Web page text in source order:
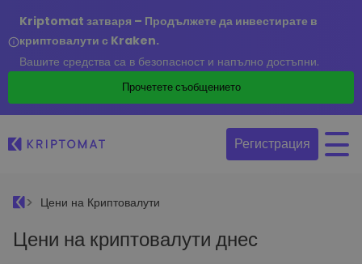
Kriptomat затваря – Продължете да инвестирате в
криптовалути с Kraken.
Вашите средства са в безопасност и напълно достъпни.
Прочетете съобщението
Регистрация
Цени на Криптовалути
Цени на криптовалути днес